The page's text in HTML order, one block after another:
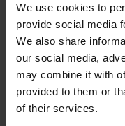
We use cookies to
provide social media
We also share
our social media,
may combine it with
provided to them or
of their services.
Dit hittebestendige
een branddeur of oven
vervanging van het
Bestand tegen
Zeer makkelijk op
Montage kan